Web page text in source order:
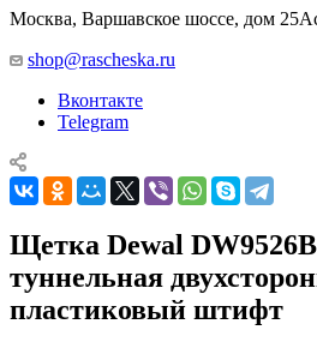
Москва, Варшавское шоссе, дом
shop@rascheska.ru
Вконтакте
Telegram
Щетка Dewal
туннельная
пластиковый штифт